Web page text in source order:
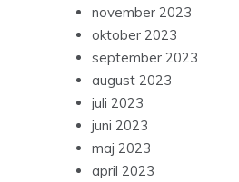
november 2023
oktober 2023
september 2023
august 2023
juli 2023
juni 2023
maj 2023
april 2023